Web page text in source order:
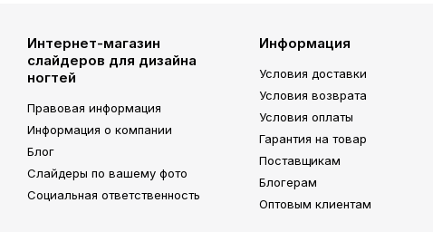
Интернет-магазин
слайдеров для дизайна
ногтей
Правовая информация
Информация о компании
Блог
Слайдеры по вашему фото
Социальная ответственность
Информация
Условия доставки
Условия возврата
Условия оплаты
Гарантия на товар
Поставщикам
Блогерам
Оптовым клиентам